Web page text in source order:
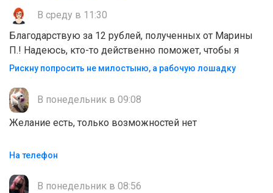
В среду в 11:30
Благодарствую за 12 рублей, полученных от Марины
П.! Надеюсь, кто-то действенно поможет, чтобы я
Рискну попросить не милостыню, а рабочую лошадку
В понедельник в 09:08
Желание есть, только возможностей нет
На телефон
В понедельник в 08:56